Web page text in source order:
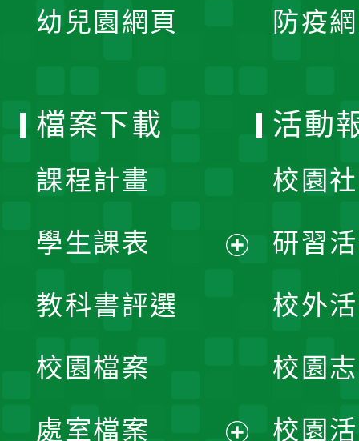
幼兒園網頁 防疫
檔案下載
課程計畫
學生課表
單
教科書評選
校園檔案
處室檔案
活動
校園
研習
校外
校園
校園